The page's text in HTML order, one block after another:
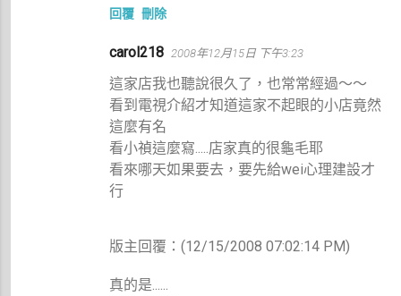
回覆 刪除
carol218 2008年12月15日 下午3:23
這家店我也聽說很久了，也常常經過～～
看到電視介紹才知道這家不起眼的小店竟然
這麼有名
看小禎這麼寫.....店家真的很龜毛耶
看來哪天如果要去，要先給wei心理建設才
行
版主回覆：(12/15/2008 07:02:14 PM)
真的是......